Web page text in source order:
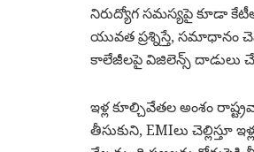
నిరుద్యోగ సమస్యపై కూడా
యువత ప్రశ్నిస్తే, సమాధానం
కాలేజీలపై విజిలెన్స్ దాడులు
ఇళ్ల కూల్చివేతల అంశం
తీసుకుని, EMIలు చెల్లిస్తూ